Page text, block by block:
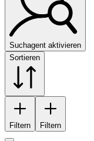
Suchagent aktivieren
Sortieren
Filtern Filtern